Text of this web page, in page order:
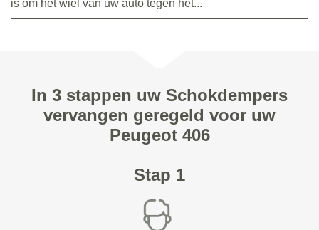
is om het wiel van uw auto tegen het...
In 3 stappen uw Schokdempers
vervangen geregeld voor uw
Peugeot 406
Stap 1